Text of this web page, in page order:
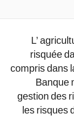
L’
risquée
compris
gestion
les